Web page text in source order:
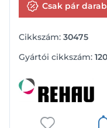
Csak pár
Cikkszám: 30475
Gyártói cikkszám: